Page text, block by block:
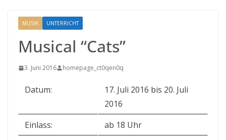
MUSIK UNTERRICHT
Musical “Cats”
3. Juni 2016 homepage_ct0qen0q
Datum:
17. Juli 2016 bis 20. Juli
2016
Einlass:
ab 18 Uhr